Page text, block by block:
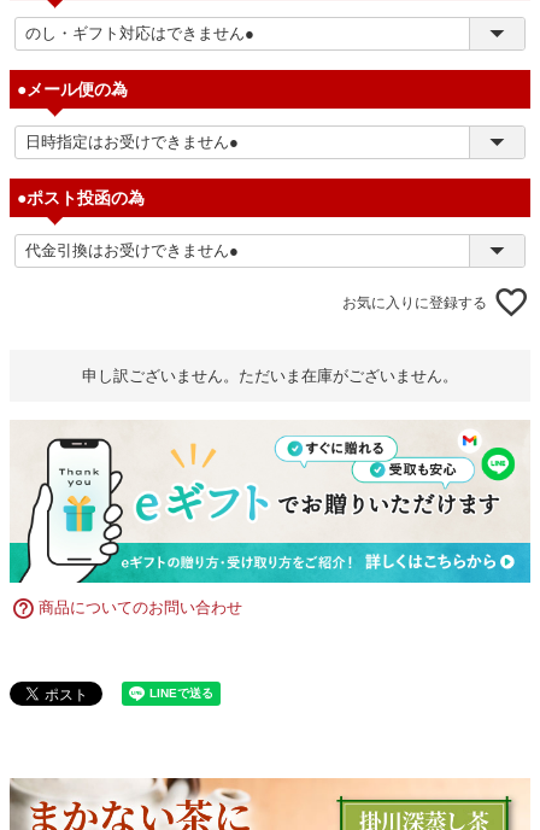
●メール便の為
●ポスト投函の為
お気に入りに登録する
申し訳ございません。ただいま在庫がございません。
商品についてのお問い合わせ